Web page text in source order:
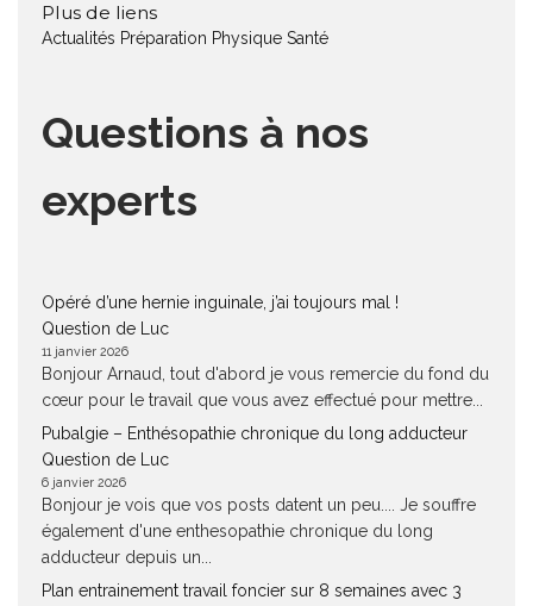
Plus de liens
Actualités Préparation Physique Santé
Questions à nos
experts
Opéré d’une hernie inguinale, j’ai toujours mal !
Question de Luc
11 janvier 2026
Bonjour Arnaud, tout d'abord je vous remercie du fond du
cœur pour le travail que vous avez effectué pour mettre...
Pubalgie – Enthésopathie chronique du long adducteur
Question de Luc
6 janvier 2026
Bonjour je vois que vos posts datent un peu.... Je souffre
également d'une enthesopathie chronique du long
adducteur depuis un...
Plan entrainement travail foncier sur 8 semaines avec 3